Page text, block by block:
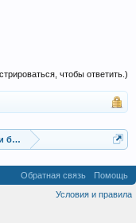
чтобы ответить.)
роботы Форекс и бинарных опционов
Обратная связь
Помощь
Условия и правила